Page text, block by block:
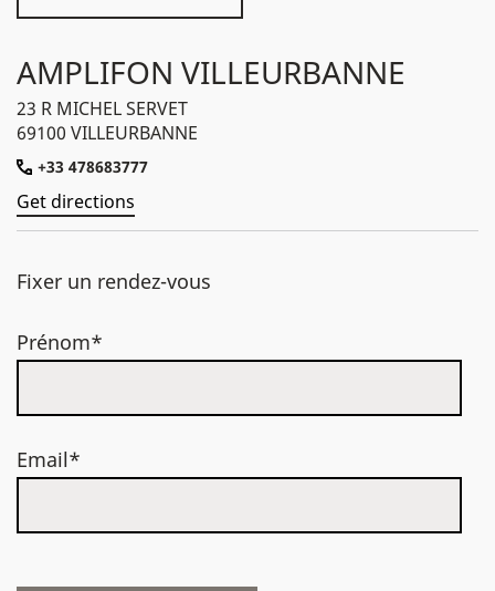
AMPLIFON VILLEURBANNE
23 R MICHEL SERVET
69100 VILLEURBANNE
+33 478683777
Get directions
Fixer un rendez-vous
Prénom*
Email*